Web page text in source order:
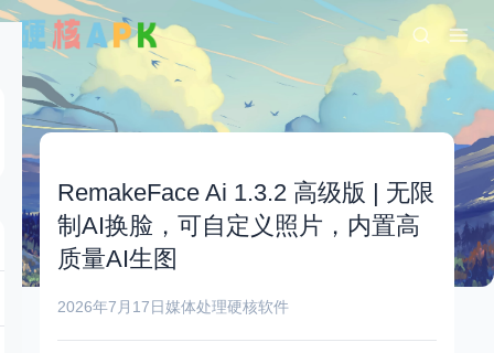
RemakeFace Ai 1.3.2 高级版 | 无限
制AI换脸，可自定义照片，内置高
质量AI生图
2026年7月17日媒体处理硬核软件